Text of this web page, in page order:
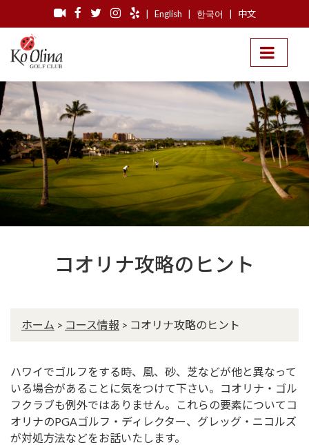
English 한국어 中文
コオリナ攻略のヒント
ホーム > コース情報 > コオリナ攻略のヒント
ハワイでゴルフをする時、風、砂、芝などが他と異なって
いる場合があることに気をつけて下さい。コオリナ・ゴル
フクラブも例外ではありません。これらの要素についてコ
オリナのPGAゴルフ・ディレクター、グレッグ・ニコルズ
が対処方法などをお話いたします。